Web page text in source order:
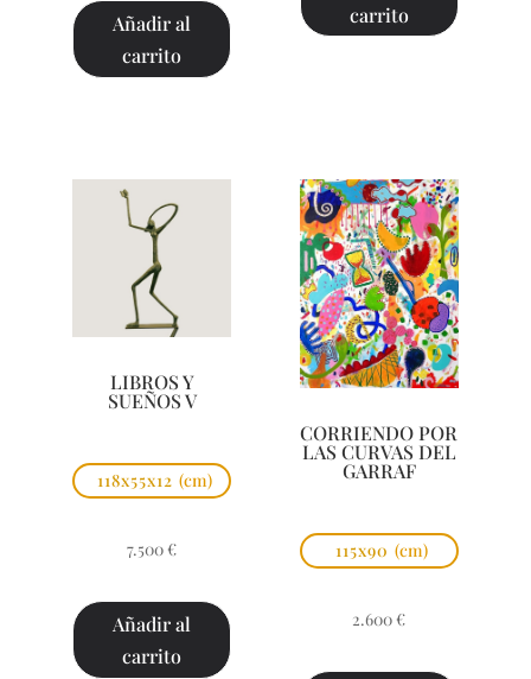
Añadir al
carrito
carrito
LIBROS Y
SUEÑOS V
118x55x12 (cm)
7.500 €
Añadir al
carrito
CORRIENDO POR
LAS CURVAS DEL
GARRAF
115x90 (cm)
2.600 €